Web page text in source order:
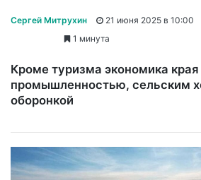
Сергей Митрухин
21 июня 2025 в 10:00
1 минута
Кроме туризма экономика
промышленностью, сельским
оборонкой